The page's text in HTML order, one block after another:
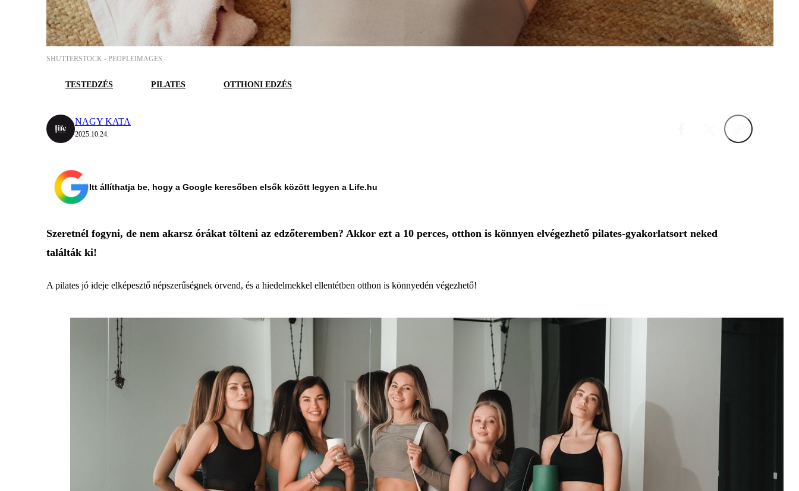
SHUTTERSTOCK - PEOPLEIMAGES
TESTEDZÉS PILATES OTTHONI EDZÉS
NAGY KATA
2025.10.24.
Itt állíthatja be, hogy a Google keresőben elsők között legyen a Life.hu
Szeretnél fogyni, de nem akarsz órákat tölteni az edzőteremben? Akkor ezt a 10 perces, otthon is könnyen elvégezhető pilates-gyakorlatsort neked
találták ki!
A pilates jó ideje elképesztő népszerűségnek örvend, és a hiedelmekkel ellentétben otthon is könnyedén végezhető!